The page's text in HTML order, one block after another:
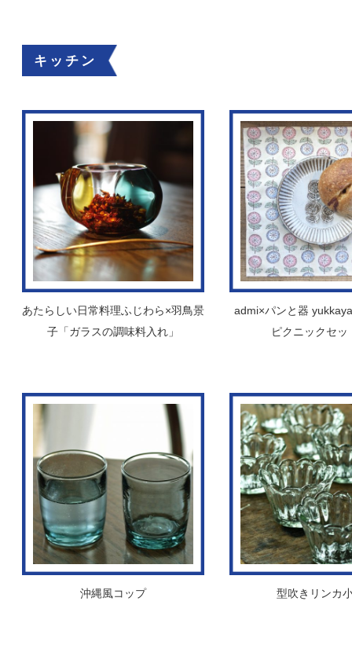
キッチン
あたらしい日常料理ふじわら×羽鳥景
子「ガラスの調味料入れ」
admi×パンと器
ピクニックセッ
沖縄風コップ 型吹きリンカ